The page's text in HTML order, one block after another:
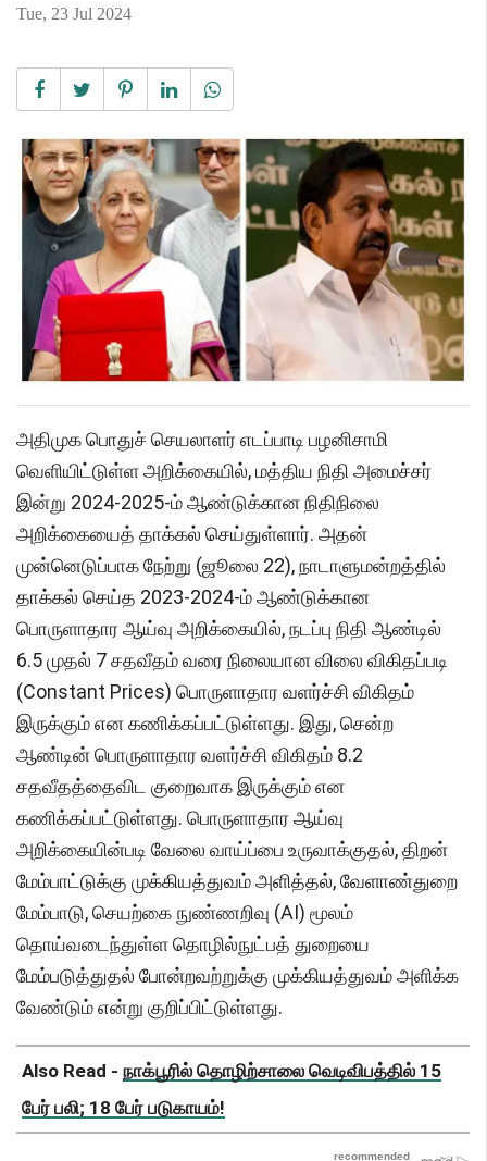
Tue, 23 Jul 2024
அதிமுக பொதுச் செயலாளர் எடப்பாடி பழனிசாமி
வெளியிட்டுள்ள அறிக்கையில், மத்திய நிதி அமைச்சர்
இன்று 2024-2025-ம் ஆண்டுக்கான நிதிநிலை
அறிக்கையைத் தாக்கல் செய்துள்ளார். அதன்
முன்னெடுப்பாக நேற்று (ஜூலை 22), நாடாளுமன்றத்தில்
தாக்கல் செய்த 2023-2024-ம் ஆண்டுக்கான
பொருளாதார ஆய்வு அறிக்கையில், நடப்பு நிதி ஆண்டில்
6.5 முதல் 7 சதவீதம் வரை நிலையான விலை விகிதப்படி
(Constant Prices) பொருளாதார வளர்ச்சி விகிதம்
இருக்கும் என கணிக்கப்பட்டுள்ளது. இது, சென்ற
ஆண்டின் பொருளாதார வளர்ச்சி விகிதம் 8.2
சதவீதத்தைவிட குறைவாக இருக்கும் என
கணிக்கப்பட்டுள்ளது. பொருளாதார ஆய்வு
அறிக்கையின்படி வேலை வாய்ப்பை உருவாக்குதல், திறன்
மேம்பாட்டுக்கு முக்கியத்துவம் அளித்தல், வேளாண்துறை
மேம்பாடு, செயற்கை நுண்ணறிவு (AI) மூலம்
தொய்வடைந்துள்ள தொழில்நுட்பத் துறையை
மேம்படுத்துதல் போன்றவற்றுக்கு முக்கியத்துவம் அளிக்க
வேண்டும் என்று குறிப்பிட்டுள்ளது.
Also Read - நாக்பூரில் தொழிற்சாலை வெடிவிபத்தில் 15
பேர் பலி; 18 பேர் படுகாயம்!